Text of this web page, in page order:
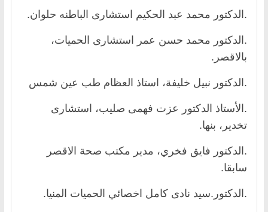
.الدكتور محمد عبد الحكيم استشارى الباطنه حلوان.
.الدكتور محمد حسن عمر استشارى الحميات،
بالاقصر.
.الدكتور نبيل خليفة، استاذ العظام طب عين شمس
.الأستاذ الدكتور عزت فهمى صليب، استشارى
تخدير، بنها.
.الدكتور فايق فخري، مدير مكتب صحة الاقصر
سابقا.
.الدكتور.سيد نادى كامل اخصائي الحميات المنيا.